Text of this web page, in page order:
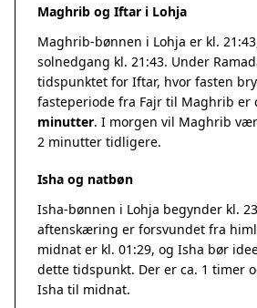
Maghrib og Iftar i Lohja
Maghrib-bønnen i Lohja er kl.
solnedgang kl. 21:43. Under
tidspunktet for Iftar, hvor fasten
fasteperiode fra Fajr til Maghrib er
minutter. I morgen vil Maghrib
2 minutter tidligere.
Isha og natbøn
Isha-bønnen i Lohja begynder kl.
aftenskæring er forsvundet fra
midnat er kl. 01:29, og Isha bør
dette tidspunkt. Der er ca. 1 timer
Isha til midnat.